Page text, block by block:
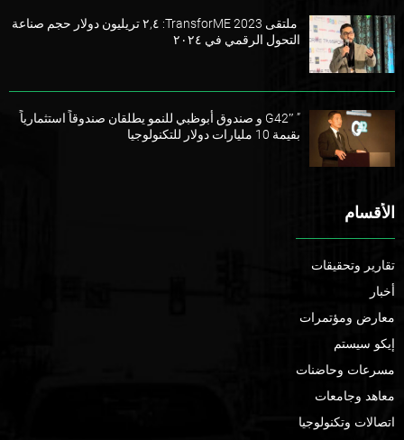
ملتقى TransforME 2023: ٢,٤ تريليون دولار حجم صناعة
التحول الرقمي في ٢٠٢٤
” G42″ و صندوق أبوظبي للنمو يطلقان صندوقاً استثمارياً
بقيمة 10 مليارات دولار للتكنولوجيا
الأقسام
تقارير وتحقيقات
أخبار
معارض ومؤتمرات
إيكو سيستم
مسرعات وحاضنات
معاهد وجامعات
اتصالات وتكنولوجيا